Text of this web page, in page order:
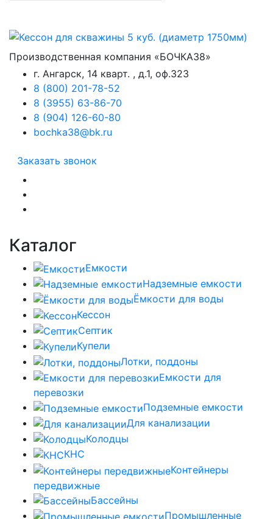
Производственная компания «БОЧКА38»
г. Ангарск, 14 кварт. , д.1, оф.323
8 (800) 201-78-52
8 (3955) 63-86-70
8 (904) 126-60-80
bochka38@bk.ru
Заказать звонок
Каталог
Емкости
Надземные емкости
Ёмкости для воды
Кессон
Септик
Купели
Лотки, поддоны
Емкости для
перевозки
Подземные емкости
Для канализации
Колодцы
КНС
Контейнеры
передвижные
Бассейны
Промышленные